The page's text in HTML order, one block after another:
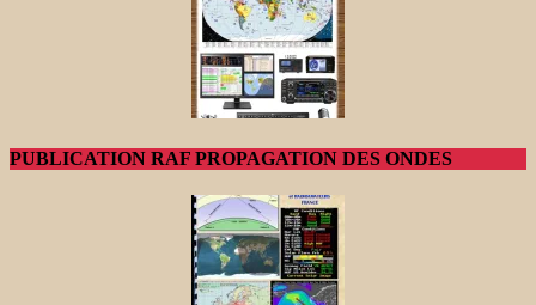
PUBLICATION RAF PROPAGATION DES ONDES